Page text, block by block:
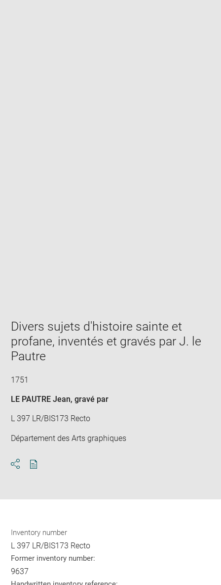
window
Divers sujets d'histoire sainte et
profane, inventés et gravés par J. le
Pautre
1751
LE PAUTRE Jean, gravé par
L 397 LR/BIS173 Recto
Département des Arts graphiques
Inventory number
L 397 LR/BIS173 Recto
Former inventory number:
9637